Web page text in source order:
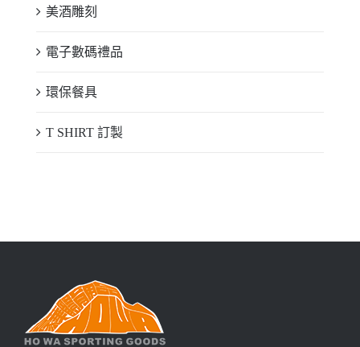
美酒雕刻
電子數碼禮品
環保餐具
T SHIRT 訂製